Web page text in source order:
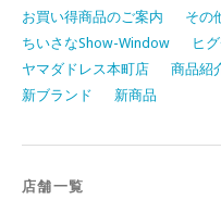
お買い得商品のご案内
その
ちいさなShow-Window
ヒ
ヤマダドレス本町店
商品紹
新ブランド
新商品
店舗一覧